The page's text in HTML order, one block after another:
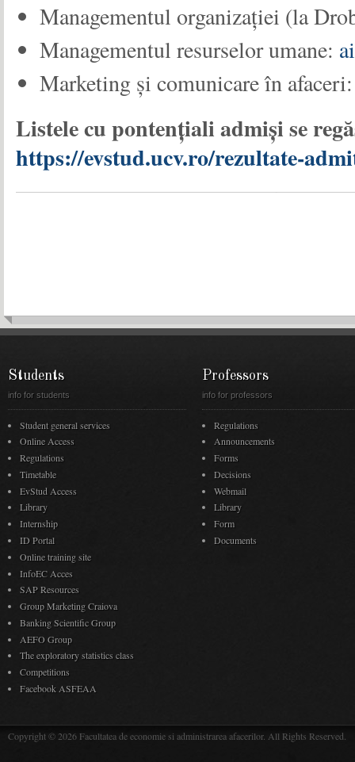
Managementul organizației (la
Managementul resurselor umane:
Marketing și comunicare în
Listele cu pontențiali admiși se
https://evstud.ucv.ro/rezultate-
Students
info for students
Student general services
Online Access
Regulations
Timetable
EvStud Access
Library
Internship
ID Portal
Online training site
InfoEC Acces
SAP Resources
Group Marketing Craiova
Banking Scientific Group
AEFO Group
The exploratory statistics class
Competitions
Facebook ASFEAA
Professors
info for professors
Regulations
Announcements
Forms
Decisions
Webmail
Library
Form
Documents
Copyright © 2026 Facultatea de economie si administrarea afacerilor. All Rights Reserved.